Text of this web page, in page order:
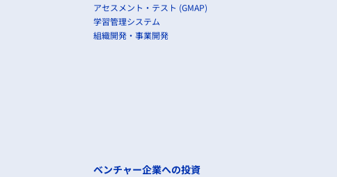
アセスメント・テスト (GMAP)
学習管理システム
組織開発・事業開発
ベンチャー企業への投資